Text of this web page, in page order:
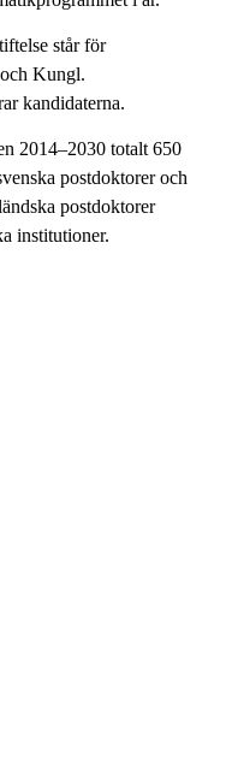
står för
Kungl.
kandidaterna.
2014–2030 totalt 650
postdoktorer och
postdoktorer
institutioner.